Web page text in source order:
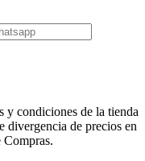
y condiciones de la tienda
divergencia de precios en